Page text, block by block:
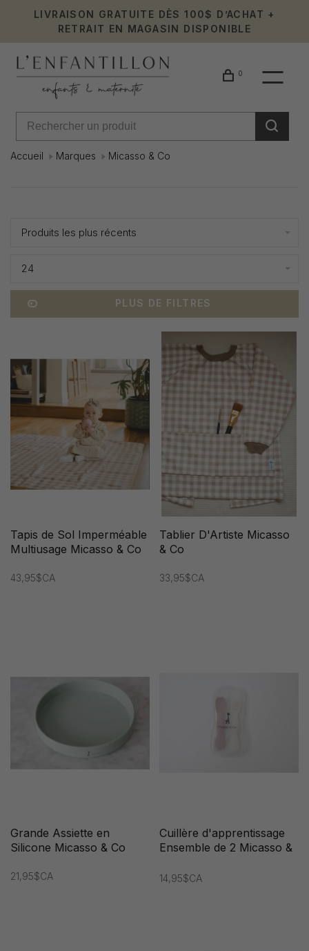
LIVRAISON GRATUITE DÈS 100$ D’ACHAT +
RETRAIT EN MAGASIN DISPONIBLE
0
Accueil Marques Micasso & Co
Produits les plus récents
24
PLUS DE FILTRES
Tapis de Sol Imperméable
Multiusage Micasso & Co
43,95$CA
Tablier D'Artiste Micasso
& Co
33,95$CA
Grande Assiette en
Silicone Micasso & Co
21,95$CA
Cuillère d'apprentissage
Ensemble de 2 Micasso &
14,95$CA